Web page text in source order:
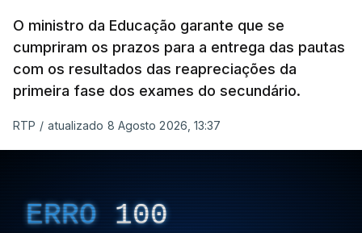
O ministro da Educação garante que se
cumpriram os prazos para a entrega das pautas
com os resultados das reapreciações da
primeira fase dos exames do secundário.
RTP / atualizado 8 Agosto 2026, 13:37
ERRO 100